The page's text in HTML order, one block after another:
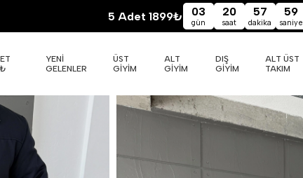
5 Adet 1899₺ 03
gün
20
saat
57
dakika
58
saniye
YENİ
GELENLER
ÜST
GİYİM
ALT
GİYİM
DIŞ
GİYİM
ALT ÜST
TAKIM